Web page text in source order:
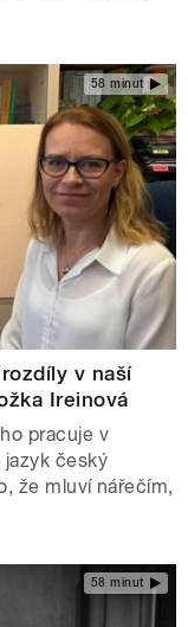
58 minut
v naší
Ireinová
pracuje v
český
že mluví nářečím,
58 minut